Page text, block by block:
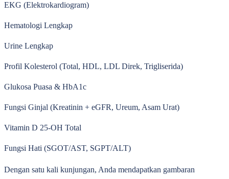
EKG (Elektrokardiogram)
Hematologi Lengkap
Urine Lengkap
Profil Kolesterol (Total, HDL, LDL Direk, Trigliserida)
Glukosa Puasa & HbA1c
Fungsi Ginjal (Kreatinin + eGFR, Ureum, Asam Urat)
Vitamin D 25-OH Total
Fungsi Hati (SGOT/AST, SGPT/ALT)
Dengan satu kali kunjungan, Anda mendapatkan gambaran